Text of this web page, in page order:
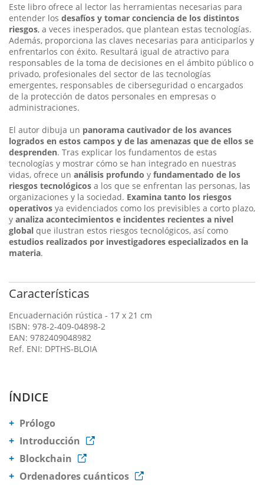
Este libro ofrece al lector las herramientas necesarias para
entender los desafíos y tomar conciencia de los distintos
riesgos, a veces inesperados, que plantean estas tecnologías.
Además, proporciona las claves necesarias para anticiparlos y
enfrentarlos con éxito. Resultará igual de atractivo para
responsables de la toma de decisiones en el ámbito público o
privado, profesionales del sector de las tecnologías
emergentes, responsables de ciberseguridad o encargados
de la protección de datos personales en empresas o
administraciones.
El autor dibuja un panorama cautivador de los avances
logrados en estos campos y de las amenazas que de ellos se
desprenden. Tras explicar los fundamentos de estas
tecnologías y mostrar cómo se han integrado en nuestras
vidas, ofrece un análisis profundo y fundamentado de los
riesgos tecnológicos a los que se enfrentan las personas, las
organizaciones y la sociedad. Examina tanto los riesgos
operativos ya evidenciados como los previsibles a corto plazo,
y analiza acontecimientos e incidentes recientes a nivel
global que ilustran estos riesgos tecnológicos, así como
estudios realizados por investigadores especializados en la
materia.
Características
Encuadernación rústica - 17 x 21 cm
ISBN: 978-2-409-04898-2
EAN: 9782409048982
Ref. ENI: DPTHS-BLOIA
ÍNDICE
Prólogo
Introducción
Blockchain
Ordenadores cuánticos